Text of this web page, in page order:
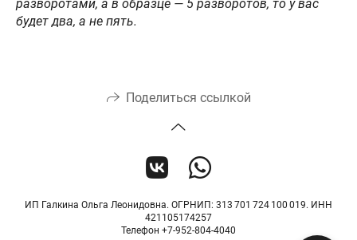
разворотами, а в образце — 5 разворотов, то у вас
будет два, а не пять.
Поделиться ссылкой
ИП Галкина Ольга Леонидовна. ОГРНИП: 313 701 724 100 019. ИНН
421105174257
Телефон +7-952-804-4040